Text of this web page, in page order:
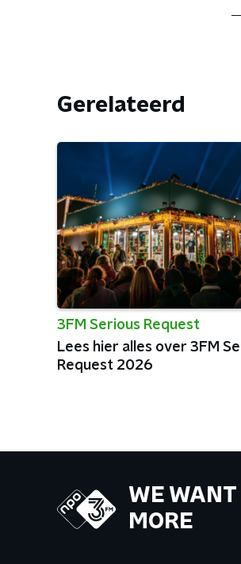
Gerelateerd
3FM Serious Request
Lees hier alles over 3FM
Request 2026
WE WANT
MORE